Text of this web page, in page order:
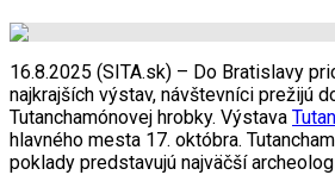
16.8.2025 (SITA.sk) – Do Bratislavy
najkrajších výstav, návštevníci prežijú
Tutanchamónovej hrobky. Výstava
hlavného mesta 17. októbra.
poklady predstavujú najväčší